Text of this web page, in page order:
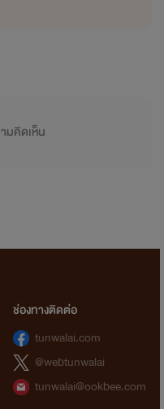
มคิดเห็น
ช่องทางติดต่อ
tunwalai.com
@webtunwalai
tunwalai@ookbee.com